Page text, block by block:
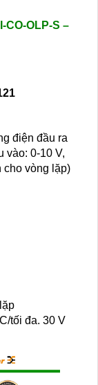
CO-OLP-S –
điện đầu ra
vào: 0-10 V,
cho vòng lặp)
tối đa. 30 V